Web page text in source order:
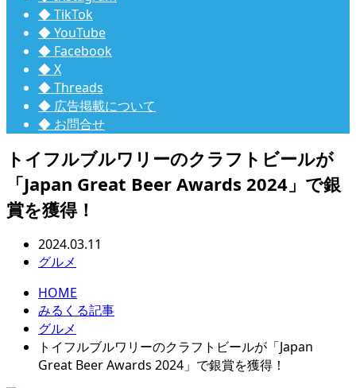
◆ TikTok
◆ YouTube
◆ Facebook
◆ X
◆ Threads
◆ 広告掲載について
◆ お問合せ
トイフルブルワリーのクラフトビールが
「Japan Great Beer Awards 2024」で銀
賞を獲得！
2024.03.11
グルメ
HOME
みるくる記事
グルメ
トイフルブルワリーのクラフトビールが「Japan
Great Beer Awards 2024」で銀賞を獲得！